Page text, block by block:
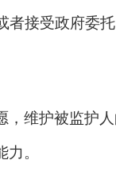
接受政府委
维护被监护人
。